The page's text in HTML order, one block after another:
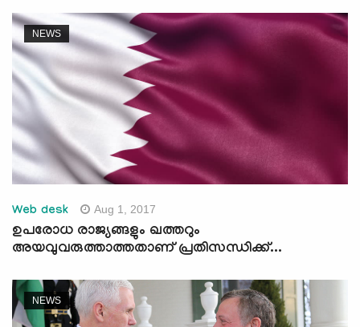
NEWS
Web desk Aug 1, 2017
ഉപരോധ രാജ്യങ്ങളും ഖത്തറും
അയവുവരുത്താത്തതാണ് പ്രതിസന്ധിക്ക്...
NEWS